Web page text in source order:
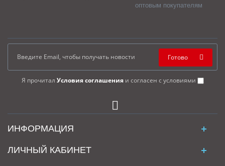
оптовым покупателям
Я прочитал Условия соглашенияи согласен с условиями
Готово
ИНФОРМАЦИЯ
ЛИЧНЫЙ КАБИНЕТ